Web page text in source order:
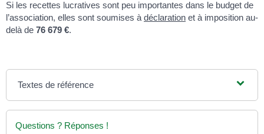
Si les recettes lucratives sont peu importantes dans le budget de
l’association, elles sont soumises à déclaration et à imposition au-
delà de 76 679 €.
Textes de référence
Questions ? Réponses !